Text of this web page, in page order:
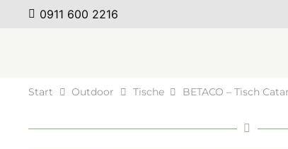
0911 600 2216
Start Outdoor Tische BETACO – Tisch